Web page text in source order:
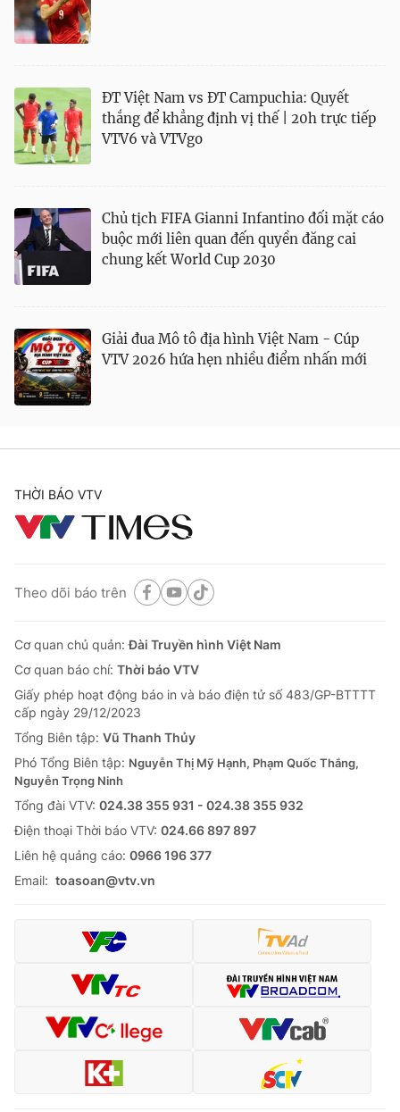
ĐT Việt Nam vs ĐT Campuchia: Quyết
thắng để khẳng định vị thế | 20h trực tiếp
VTV6 và VTVgo
Chủ tịch FIFA Gianni Infantino đối mặt cáo
buộc mới liên quan đến quyền đăng cai
chung kết World Cup 2030
Giải đua Mô tô địa hình Việt Nam - Cúp
VTV 2026 hứa hẹn nhiều điểm nhấn mới
THỜI BÁO VTV
Theo dõi báo trên
Cơ quan chủ quản:Đài Truyền hình Việt Nam
Cơ quan báo chí: Thời báo VTV
Giấy phép hoạt động báo in và báo điện tử số 483/GP-BTTTT
cấp ngày 29/12/2023
Tổng Biên tập: Vũ Thanh Thủy
Phó Tổng Biên tập: Nguyễn Thị Mỹ Hạnh, Phạm Quốc Thắng,
Nguyễn Trọng Ninh
Tổng đài VTV: 024.38 355 931 - 024.38 355 932
Ðiện thoại Thời báo VTV: 024.66 897 897
Liên hệ quảng cáo: 0966 196 377
Email: toasoan@vtv.vn